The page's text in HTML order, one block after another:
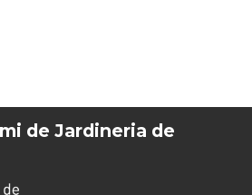
de Jardineria de